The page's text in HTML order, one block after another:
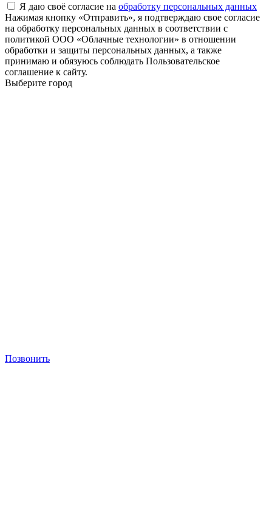
Я даю своё согласие на обработку персональных данных
Нажимая кнопку «Отправить», я подтверждаю свое согласие
на обработку персональных данных в соответствии с
политикой ООО «Облачные технологии» в отношении
обработки и защиты персональных данных, а также
принимаю и обязуюсь соблюдать Пользовательское
соглашение к сайту.
Выберите город
Позвонить